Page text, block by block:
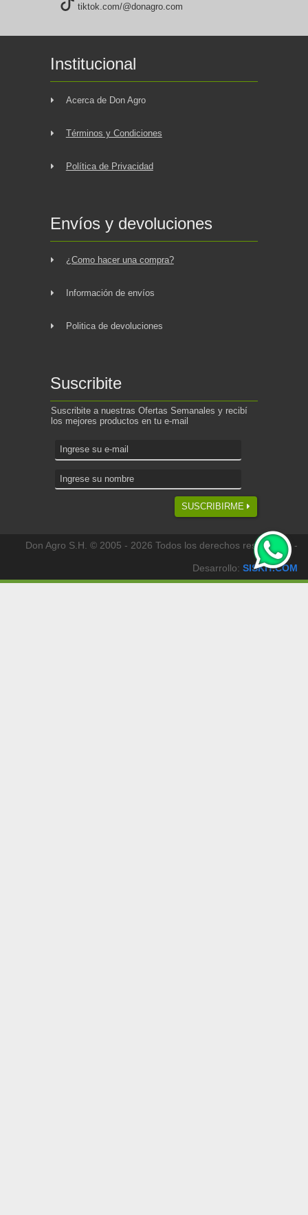
tiktok.com/@donagro.com
Institucional
Acerca de Don Agro
Términos y Condiciones
Política de Privacidad
Envíos y devoluciones
¿Como hacer una compra?
Información de envíos
Politica de devoluciones
Suscribite
Suscribite a nuestras Ofertas Semanales y recibí
los mejores productos en tu e-mail
SUSCRIBIRME
Don Agro S.H. © 2005 - 2026 Todos los derechos reservados -
Desarrollo: SISKIT.COM